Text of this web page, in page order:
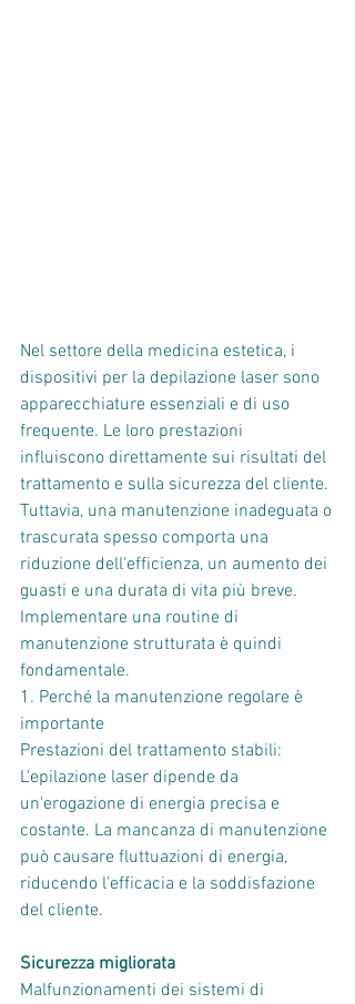
Nel settore della medicina estetica, i
dispositivi per la depilazione laser sono
apparecchiature essenziali e di uso
frequente. Le loro prestazioni
influiscono direttamente sui risultati del
trattamento e sulla sicurezza del cliente.
Tuttavia, una manutenzione inadeguata o
trascurata spesso comporta una
riduzione dell'efficienza, un aumento dei
guasti e una durata di vita più breve.
Implementare una routine di
manutenzione strutturata è quindi
fondamentale.
1. Perché la manutenzione regolare è
importante
Prestazioni del trattamento stabili:
L'epilazione laser dipende da
un'erogazione di energia precisa e
costante. La mancanza di manutenzione
può causare fluttuazioni di energia,
riducendo l'efficacia e la soddisfazione
del cliente.
Sicurezza migliorata
Malfunzionamenti dei sistemi di